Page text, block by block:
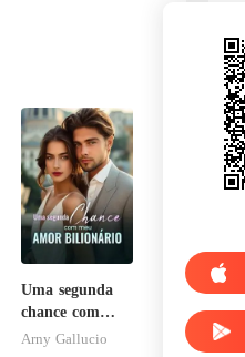
Uma segunda
chance com
meu amor
Arny Gallucio